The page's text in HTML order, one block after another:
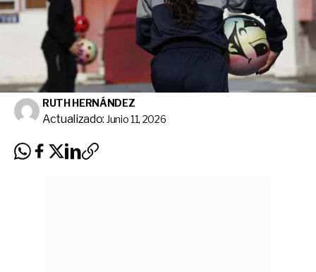
RUTH HERNÁNDEZ
Actualizado: Junio 11, 2026